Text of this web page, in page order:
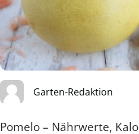
Garten-Redaktion
Pomelo – Nährwerte,